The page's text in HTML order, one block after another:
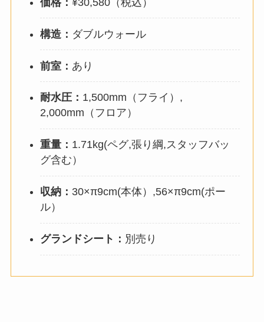
構造： ダブルウォール
前室： あり
耐水圧： 1,500mm（フライ）,
2,000mm（フロア）
重量： 1.71kg(ペグ,張り綱,スタッフバッ
グ含む）
収納： 30×π9cm(本体）,56×π9cm(ポー
ル）
グランドシート： 別売り